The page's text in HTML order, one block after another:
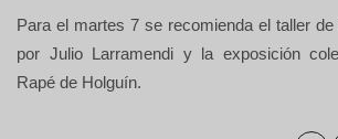
Para el martes 7 se recomienda el taller
por Julio Larramendi y la exposición
Rapé de Holguín.